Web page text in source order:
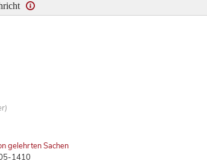
gelehrten Sachen
1410